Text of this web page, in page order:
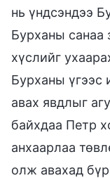
нь үндсэндээ
Бурханы санаа
хүслийг
Бурханы үгээс
авах явдлыг
байхдаа Петр
анхаарлаа
олж авахад